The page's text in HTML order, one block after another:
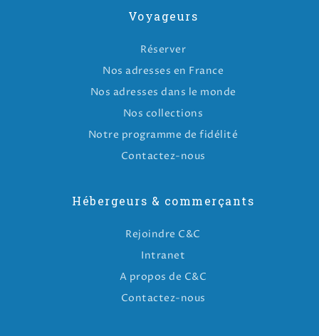
Voyageurs
Réserver
Nos adresses en France
Nos adresses dans le monde
Nos collections
Notre programme de fidélité
Contactez-nous
Hébergeurs & commerçants
Rejoindre C&C
Intranet
A propos de C&C
Contactez-nous